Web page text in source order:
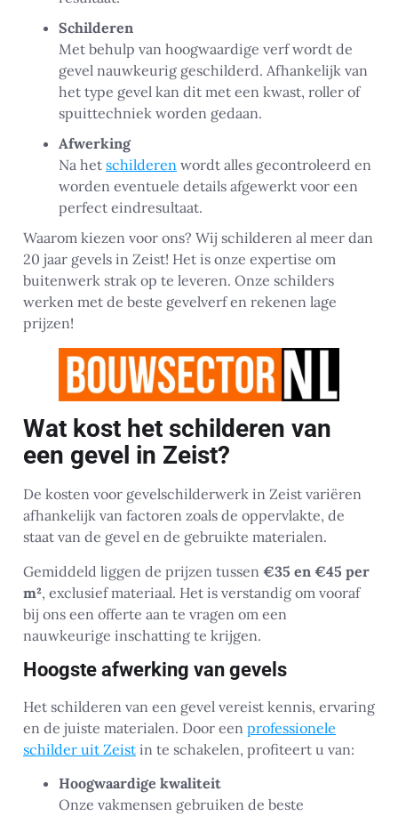
Schilderen
Met behulp van hoogwaardige verf wordt de
gevel nauwkeurig geschilderd. Afhankelijk van
het type gevel kan dit met een kwast, roller of
spuittechniek worden gedaan.
Afwerking
Na het schilderen wordt alles gecontroleerd en
worden eventuele details afgewerkt voor een
perfect eindresultaat.
Waarom kiezen voor ons? Wij schilderen al meer dan
20 jaar gevels in Zeist! Het is onze expertise om
buitenwerk strak op te leveren. Onze schilders
werken met de beste gevelverf en rekenen lage
prijzen!
Wat kost het schilderen van
een gevel in Zeist?
De kosten voor gevelschilderwerk in Zeist variëren
afhankelijk van factoren zoals de oppervlakte, de
staat van de gevel en de gebruikte materialen.
Gemiddeld liggen de prijzen tussen €35 en €45 per
m², exclusief materiaal. Het is verstandig om vooraf
bij ons een offerte aan te vragen om een
nauwkeurige inschatting te krijgen.
Hoogste afwerking van gevels
Het schilderen van een gevel vereist kennis, ervaring
en de juiste materialen. Door een professionele
schilder uit Zeist in te schakelen, profiteert u van:
Hoogwaardige kwaliteit
Onze vakmensen gebruiken de beste